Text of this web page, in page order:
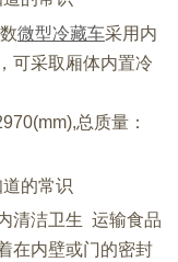
微型冷藏车采用内
可采取厢体内置冷
总质量：
清洁卫生 运输食品
在内壁或门的密封